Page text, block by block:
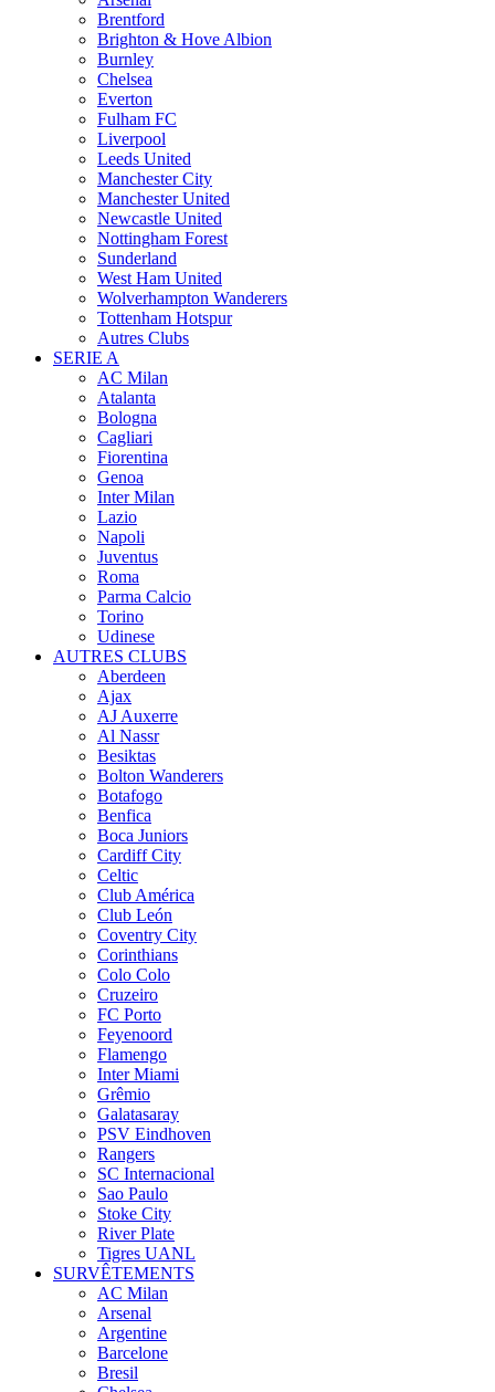
Brentford
Brighton & Hove Albion
Burnley
Chelsea
Everton
Fulham FC
Liverpool
Leeds United
Manchester City
Manchester United
Newcastle United
Nottingham Forest
Sunderland
West Ham United
Wolverhampton Wanderers
Tottenham Hotspur
Autres Clubs
SERIE A
AC Milan
Atalanta
Bologna
Cagliari
Fiorentina
Genoa
Inter Milan
Lazio
Napoli
Juventus
Roma
Parma Calcio
Torino
Udinese
AUTRES CLUBS
Aberdeen
Ajax
AJ Auxerre
Al Nassr
Besiktas
Bolton Wanderers
Botafogo
Benfica
Boca Juniors
Cardiff City
Celtic
Club América
Club León
Coventry City
Corinthians
Colo Colo
Cruzeiro
FC Porto
Feyenoord
Flamengo
Inter Miami
Grêmio
Galatasaray
PSV Eindhoven
Rangers
SC Internacional
Sao Paulo
Stoke City
River Plate
Tigres UANL
SURVÊTEMENTS
AC Milan
Arsenal
Argentine
Barcelone
Bresil